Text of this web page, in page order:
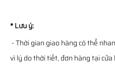
* Lưu ý:
- Thời gian giao hàng có thể
vì lý do thời tiết, đơn hàng tại